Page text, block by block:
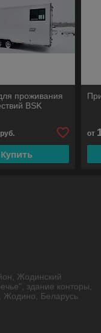
проживания
BSK
руб.
Купить
от
Жодинский
здание конторы,
Беларусь